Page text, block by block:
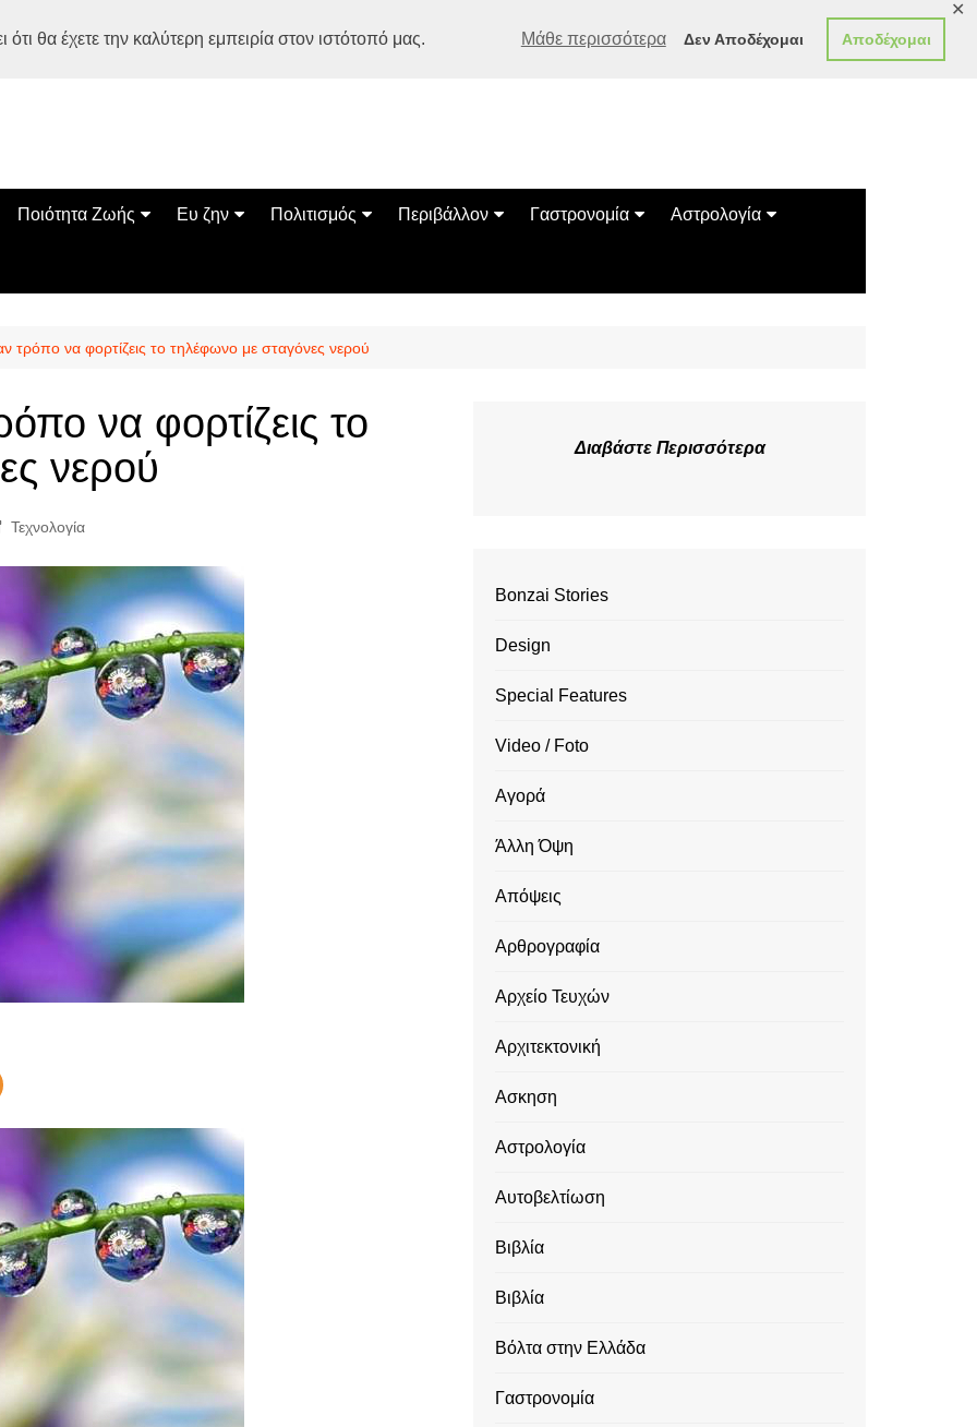
θα έχετε την καλύτερη εμπειρία στον ιστότοπό μας. Μάθε περισσότερα Δεν Αποδέχομαι Αποδέχομαι
✕
Ποιότητα Ζωής
Ασκηση
Ευ ζην
Αυτοβελτίωση
Πολιτισμός
Εκδηλώσεις
Bonsai Stories
Περιβάλλον
Οικολογία
Γαστρονομία
Συνταγές
Αστρολογία
Κινέζικο Ωροσκόπιο
τρόπο να φορτίζεις το τηλέφωνο με σταγόνες νερού
να φορτίζεις το
νερού
Τεχνολογία
Διαβάστε Περισσότερα
Bonzai Stories
Design
Special Features
Video / Foto
Αγορά
Άλλη Όψη
Απόψεις
Αρθρογραφία
Αρχείο Τευχών
Αρχιτεκτονική
Ασκηση
Αστρολογία
Αυτοβελτίωση
Βιβλία
Βιβλία
Βόλτα στην Ελλάδα
Γαστρονομία